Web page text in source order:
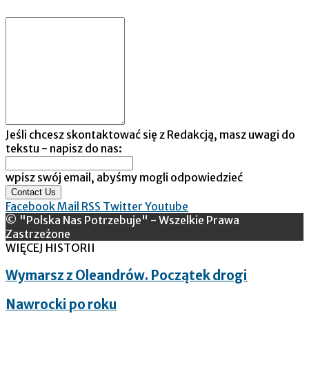
Jeśli chcesz skontaktować się z Redakcją, masz uwagi do
tekstu - napisz do nas:
wpisz swój email, abyśmy mogli odpowiedzieć
Contact Us
FacebookMail RSS Twitter Youtube
© "Polska Nas Potrzebuje" - Wszelkie Prawa
Zastrzeżone
WIĘCEJ HISTORII
Wymarsz z Oleandrów. Początek drogi
Nawrocki po roku